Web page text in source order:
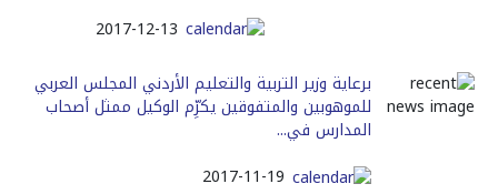
2017-12-13
برعاية وزير التربية والتعليم الأردني المجلس العربي
للموهوبين والمتفوقين يكرِّم الوكيل ممثل أصحاب
المدارس في...
2017-11-19